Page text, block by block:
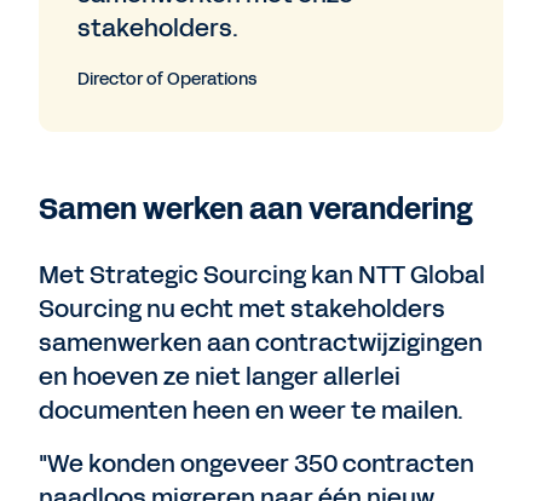
stakeholders.
Director of Operations
Samen werken aan verandering
Met Strategic Sourcing kan NTT Global
Sourcing nu echt met stakeholders
samenwerken aan contractwijzigingen
en hoeven ze niet langer allerlei
documenten heen en weer te mailen.
"We konden ongeveer 350 contracten